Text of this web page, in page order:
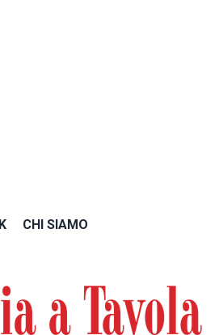
CHI SIAMO